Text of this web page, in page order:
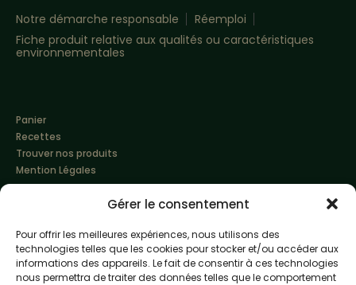
Gérer le consentement
Pour offrir les meilleures expériences, nous utilisons des
technologies telles que les cookies pour stocker et/ou accéder aux
informations des appareils. Le fait de consentir à ces technologies
nous permettra de traiter des données telles que le comportement
Notre démarche responsable
Réemploi
Fiche produit relative aux qualités ou caractéristiques
environnementales
Panier
Recettes
Trouver nos produits
Mention Légales